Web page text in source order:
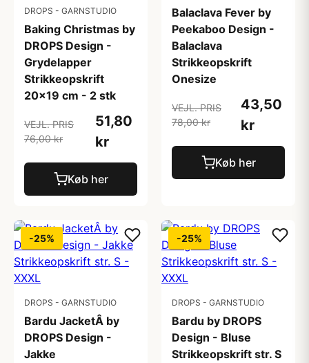
DROPS - GARNSTUDIO
Baking Christmas by
DROPS Design -
Grydelapper
Strikkeopskrift
20x19 cm - 2 stk
VEJL. PRIS
76,00 kr
51,80
kr
Køb her
Balaclava Fever by
Peekaboo Design -
Balaclava
Strikkeopskrift
Onesize
VEJL. PRIS
78,00 kr
43,50
kr
Køb her
-25%
DROPS - GARNSTUDIO
Bardu JacketÂ by
DROPS Design -
Jakke
-25%
DROPS - GARNSTUDIO
Bardu by DROPS
Design - Bluse
Strikkeopskrift str. S